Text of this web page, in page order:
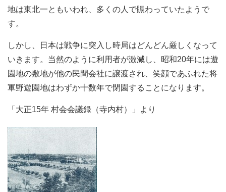
地は東北一ともいわれ、多くの人で賑わっていたようで
す。
しかし、日本は戦争に突入し時局はどんどん厳しくなって
いきます。当然のように利用者が激減し、昭和20年には遊
園地の敷地が他の民間会社に譲渡され、笑顔であふれた将
軍野遊園地はわずか十数年で閉園することになります。
「大正15年 村会会議録（寺内村）」より